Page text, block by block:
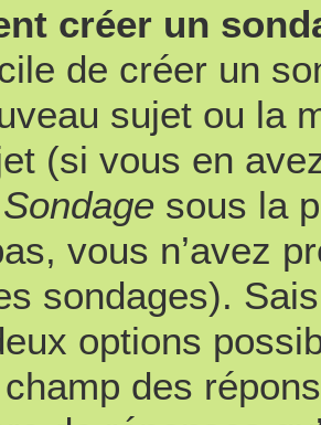
créer un
de créer un
sujet ou la
(si vous en
Sondage sous la
vous n’avez
sondages).
options
des